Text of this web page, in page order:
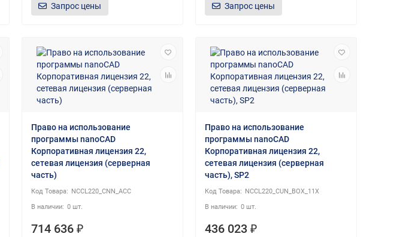
Запрос цены Запрос цены
Право на использование
программы nanoCAD
Корпоративная лицензия 22,
сетевая лицензия (серверная
часть)
NCCL220_CNN_AСС
0 шт.
714 636 ₽
Право на использование
программы nanoCAD
Корпоративная лицензия 22,
сетевая лицензия (серверная
часть), SP2
NCCL220_CUN_BOX_11X
0 шт.
436 023 ₽